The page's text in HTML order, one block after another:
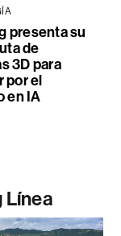
presenta su
de
3D para
por el
en IA
Línea